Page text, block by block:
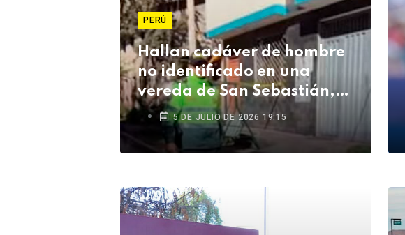
PERÚ
Hallan cadáver de hombre
no identificado en una
vereda de San Sebastián,
Cusco5 DE JULIO DE 2026 19:15